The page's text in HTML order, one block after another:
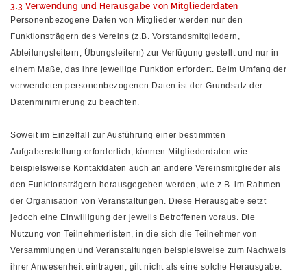
3.3 Verwendung und Herausgabe von Mitgliederdaten
Personenbezogene Daten von Mitglieder werden nur den
Funktionsträgern des Vereins (z.B. Vorstandsmitgliedern,
Abteilungsleitern, Übungsleitern) zur Verfügung gestellt und nur in
einem Maße, das ihre jeweilige Funktion erfordert. Beim Umfang der
verwendeten personenbezogenen Daten ist der Grundsatz der
Datenminimierung zu beachten.
Soweit im Einzelfall zur Ausführung einer bestimmten
Aufgabenstellung erforderlich, können Mitgliederdaten wie
beispielsweise Kontaktdaten auch an andere Vereinsmitglieder als
den Funktionsträgern herausgegeben werden, wie z.B. im Rahmen
der Organisation von Veranstaltungen. Diese Herausgabe setzt
jedoch eine Einwilligung der jeweils Betroffenen voraus. Die
Nutzung von Teilnehmerlisten, in die sich die Teilnehmer von
Versammlungen und Veranstaltungen beispielsweise zum Nachweis
ihrer Anwesenheit eintragen, gilt nicht als eine solche Herausgabe.